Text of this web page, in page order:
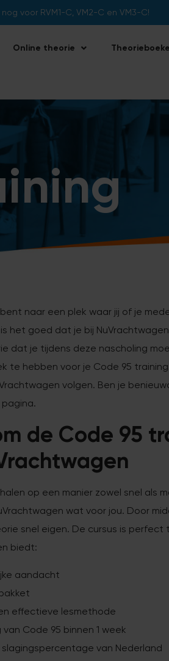
voor RVM1-C, VM2-C en VM3-C!
Online theorie
naar een plek waar jij of je
is het goed dat je bij
dat je tijdens deze nascholing
te hebben voor je Code 95
volgen. Ben je
de Code 95
op een manier zowel snel als
wat voor jou. Door
snel eigen. De cursus is perfect
biedt:
aandacht
effectieve lesmethode
van Code 95 binnen 1 week
van Nederland